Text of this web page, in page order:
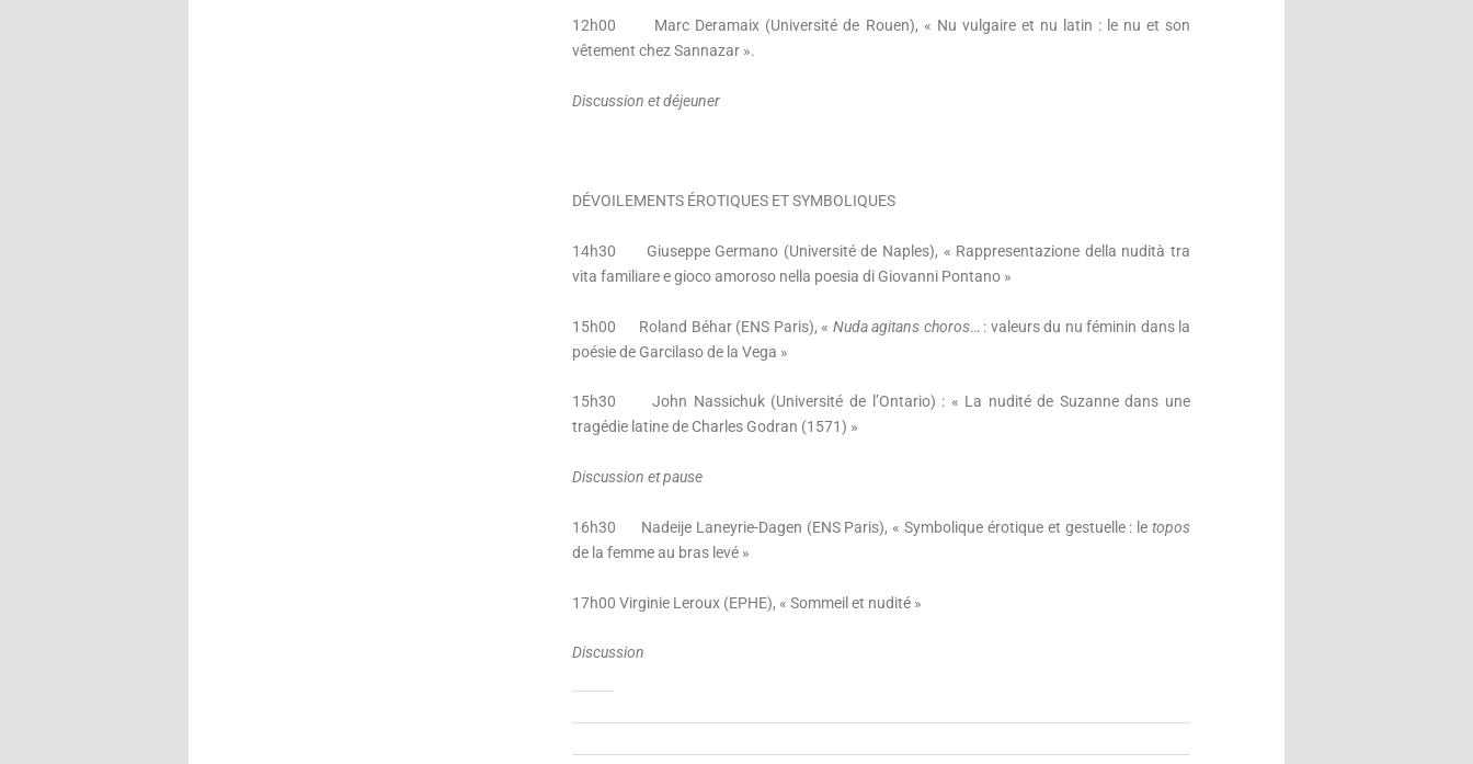
12h00 Marc Deramaix (Université de Rouen), « Nu vulgaire et nu latin : le nu et son
vêtement chez Sannazar ».
Discussion et déjeuner
DÉVOILEMENTS ÉROTIQUES ET SYMBOLIQUES
14h30 Giuseppe Germano (Université de Naples), « Rappresentazione della nudità tra
vita familiare e gioco amoroso nella poesia di Giovanni Pontano »
15h00 Roland Béhar (ENS Paris), « Nuda agitans choros… : valeurs du nu féminin dans la
poésie de Garcilaso de la Vega »
15h30 John Nassichuk (Université de l’Ontario) : « La nudité de Suzanne dans une
tragédie latine de Charles Godran (1571) »
Discussion et pause
16h30 Nadeije Laneyrie-Dagen (ENS Paris), « Symbolique érotique et gestuelle : le topos
de la femme au bras levé »
17h00 Virginie Leroux (EPHE), « Sommeil et nudité »
Discussion